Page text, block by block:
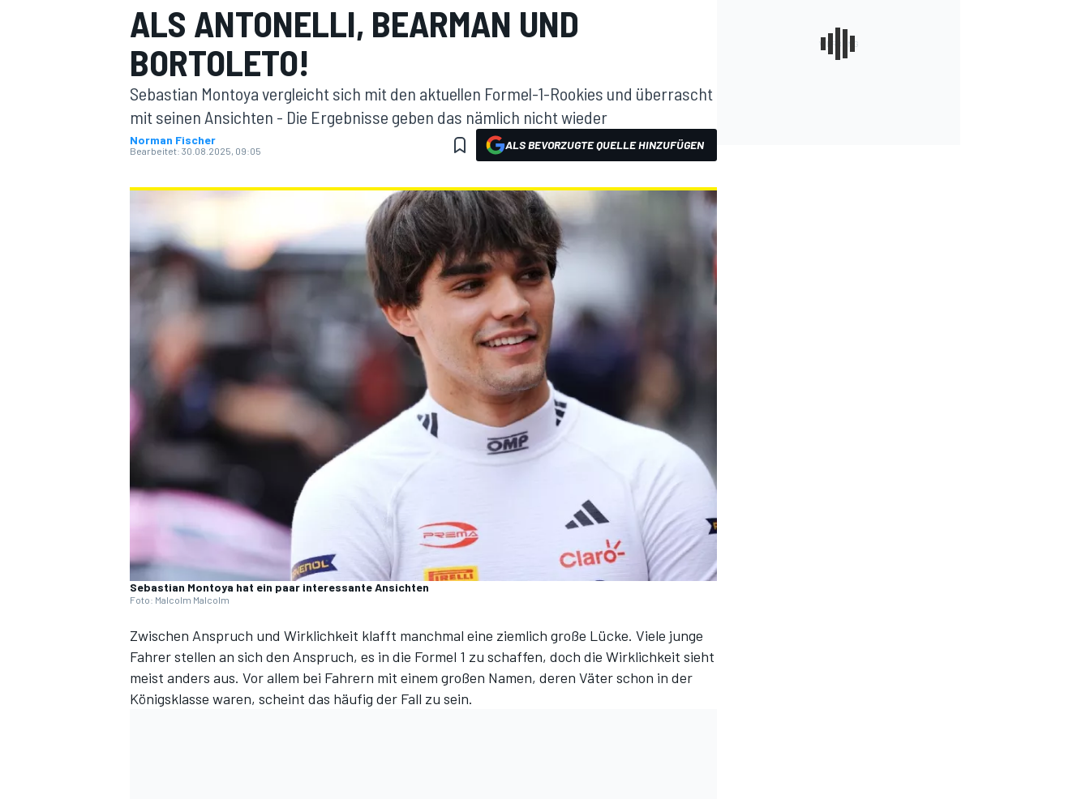
MOTOGP
ALS ANTONELLI, BEARMAN UND
BORTOLETO!
Sebastian Montoya vergleicht sich mit den aktuellen Formel-1-Rookies und überrascht
mit seinen Ansichten - Die Ergebnisse geben das nämlich nicht wieder
Norman Fischer
Bearbeitet: 30.08.2025, 09:05 ALS BEVORZUGTE QUELLE HINZUFÜGEN
Sebastian Montoya hat ein paar interessante Ansichten
Foto: Malcolm Malcolm
Zwischen Anspruch und Wirklichkeit klafft manchmal eine ziemlich große Lücke. Viele junge
Fahrer stellen an sich den Anspruch, es in die Formel 1 zu schaffen, doch die Wirklichkeit sieht
meist anders aus. Vor allem bei Fahrern mit einem großen Namen, deren Väter schon in der
Königsklasse waren, scheint das häufig der Fall zu sein.